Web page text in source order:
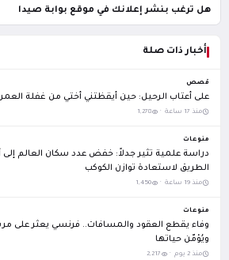
هل ترغب بنشر إعلانك في موقع بوابة صيدا
أخبار ذات صلة
قصص
على أعتاب الرحيل: حين أيقظتني أختي من غفلة العمر
منذ 17 ساعة · 1,278
منوعات
الطريق لاستعادة توازن الكوكب
منذ 19 ساعة · 1,450
منوعات
ويُؤمّن حياتها
منذ 2 يوم · 2,217